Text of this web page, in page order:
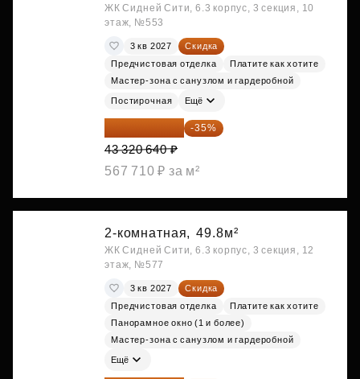
ЖК Сидней Сити, 6.3 корпус, 3 секция, 10
этаж, №553
3 кв 2027
Скидка
Предчистовая отделка
Платите как хотите
Мастер-зона с санузлом и гардеробной
Постирочная Ещё
28 158 416 ₽ -35%
43 320 640 ₽
567 710 ₽ за м²
2-комнатная, 49.8м²
ЖК Сидней Сити, 6.3 корпус, 3 секция, 12
этаж, №577
3 кв 2027
Скидка
Предчистовая отделка
Платите как хотите
Панорамное окно (1 и более)
Мастер-зона с санузлом и гардеробной
Ещё